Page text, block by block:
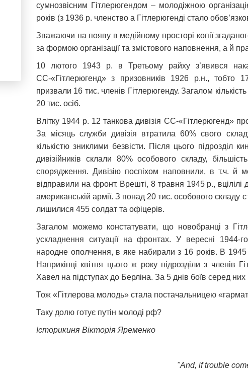
сумнозвісним Гітлерюгендом – молодіжною
років (з 1936 р. членство а Гітлерюгенді стало
Зважаючи на появу в медійному просторі копії
за формою організації та змістового наповнення, а й
10 лютого 1943 р. в Третьому райху з’явився
СС-«Гітлерюгенд» з призовників 1926 р.н., тобто
призвали 16 тис. членів Гітлерюгенду. Загалом
20 тис. осіб.
Влітку 1944 р. 12 танкова дивізія СС-«Гітлерюгенд»
За місяць служби дивізія втратила 60% свого
кількістю зниклими безвісти. Після цього підрозділ
дивізійників склали 80% особового складу,
спорядження. Дивізію поспіхом наповнили, в т.ч. й
відправили на фронт. Врешті, 8 травня 1945 р., вцілілі
американській армії. З понад 20 тис. особового складу
лишилися 455 солдат та офіцерів.
Загалом можемо констатувати, що новобранці з
ускладнення ситуації на фронтах. У вересні
народне ополчення, в яке набирали з 16 років. В
Наприкінці квітня цього ж року підрозділи з членів
Хавел на підступах до Берліна. За 5 днів боїв серед
Тож «Гітлерова молодь» стала постачальницею
Таку долю готує путін молоді рф?
Історикиня Вікторія Яременко
"And, if trouble